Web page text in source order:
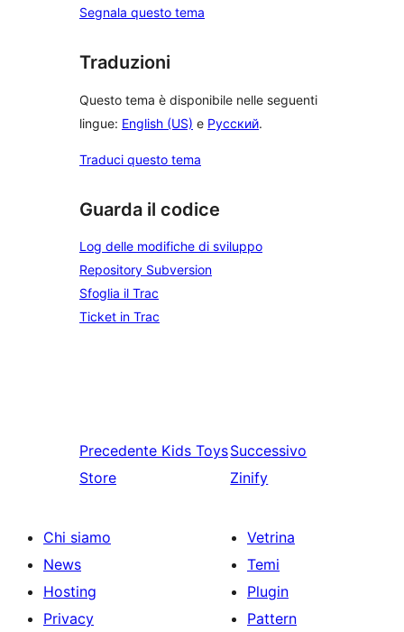
Segnala questo tema
Traduzioni
Questo tema è disponibile nelle seguenti
lingue: English (US) e Русский.
Traduci questo tema
Guarda il codice
Log delle modifiche di sviluppo
Repository Subversion
Sfoglia il Trac
Ticket in Trac
Precedente Kids Toys
Store
Successivo
Zinify
Chi siamo
News
Hosting
Privacy
Vetrina
Temi
Plugin
Pattern